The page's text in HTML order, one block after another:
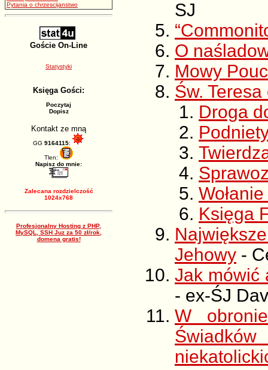
Pytania o chrzescijanstwo
Goście On-Line
Statystyki
Księga Gości:
Poczytaj
Dopisz
Kontakt ze mną
GG 9164115:
Tlen:
Napisz do mnie:
Zalecana rozdzielczość
1024x768
Profesjonalny Hosting z PHP,
MySQL, SSH Juz za 50 zł/rok,
domena gratis!
SJ
O
Mowy
Św.
Droga
Księga
Jehowy -
Jak mówić
- ex-ŚJ
W